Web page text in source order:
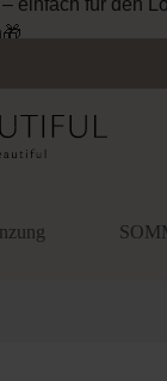
einfach für den